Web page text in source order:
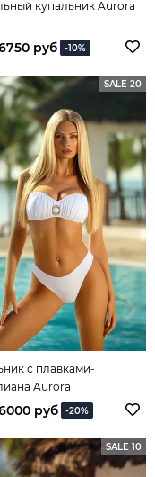
купальник Aurora
руб -10%
SALE 20
с плавками-
Aurora
руб -20%
SALE 10